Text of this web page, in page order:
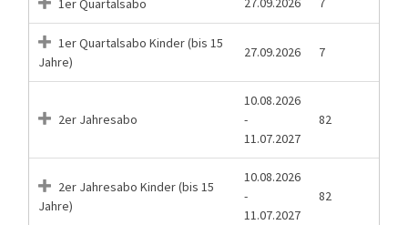
1er Quartalsabo
1er Quartalsabo Kinder (bis 15
Jahre)
27.09.2026 7
2er Jahresabo
10.08.2026
-
11.07.2027
82
2er Jahresabo Kinder (bis 15
Jahre)
10.08.2026
-
11.07.2027
82